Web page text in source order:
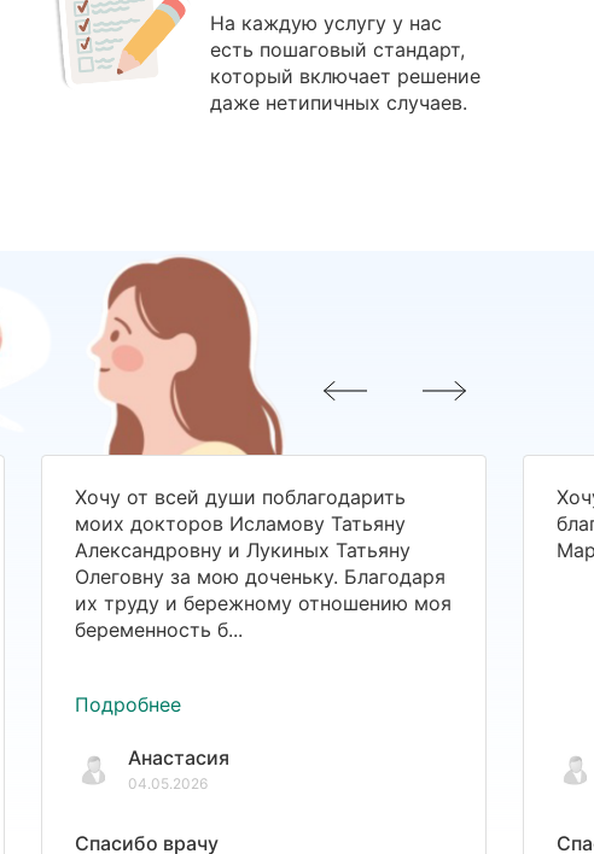
На каждую услугу у нас
есть пошаговый стандарт,
который включает решение
даже нетипичных случаев.
Хочу от всей души поблагодарить
моих докторов Исламову Татьяну
Александровну и Лукиных Татьяну
Олеговну за мою доченьку. Благодаря
их труду и бережному отношению моя
беременность б...
Подробнее
Анастасия
04.05.2026
Спасибо врачу